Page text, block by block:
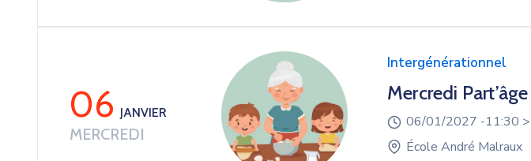
06JANVIER
MERCREDI
Intergénérationnel
Mercredi Part’âge
06/01/2027 -11:30 >
École André Malraux